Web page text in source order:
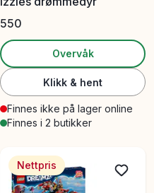
550
Overvåk
Klikk & hent
Finnes ikke på lager online
Finnes i 2 butikker
Nettpris